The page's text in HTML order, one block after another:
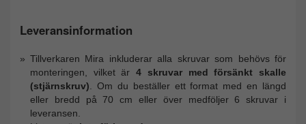
Leveransinformation
Tillverkaren Mira inkluderar alla skruvar som behövs för
monteringen, vilket är4 skruvar med försänkt skalle
(stjärnskruv) . Om du beställer ett format med en längd
eller bredd på 70 cm eller över medföljer 6 skruvar i
leveransen.